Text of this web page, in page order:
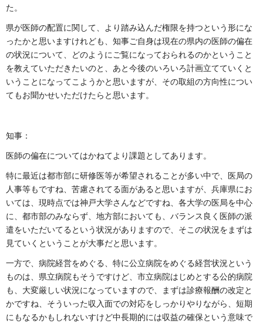
た。
県が医師の配置に関して、より踏み込んだ権限を持つという形にな
ったかと思いますけれども、知事ご自身は現在の県内の医師の偏在
の状況について、どのようにご覧になっておられるのかということ
を教えていただきたいのと、あと今後のいろいろ計画立てていくと
いうことになってこようかと思いますが、その取組の方向性につい
てもお聞かせいただけたらと思います。
知事：
医師の偏在についてはかねてより課題としてあります。
特に最近は都市部に研修医等が希望されることが多い中で、医局の
人事等もですね、苦慮されてる面があると思いますが、兵庫県にお
いては、現時点では神戸大学さんなどですね、各大学の医局を中心
に、都市部のみならず、地方部においても、バランス良く医師の派
遣をいただいてるという状況がありますので、そこの状況をまずは
見ていくということが大事だと思います。
一方で、病院経営をめぐる、特に公立病院をめぐる経営状況という
ものは、県立病院もそうですけど、市立病院はじめとする公的病院
も、大変厳しい状況になっていますので、まずは診療報酬の改定と
かですね、そういった収入面での対応をしっかりやりながら、短期
にもなるかもしれないすけど中長期的には収益の確保という意味で